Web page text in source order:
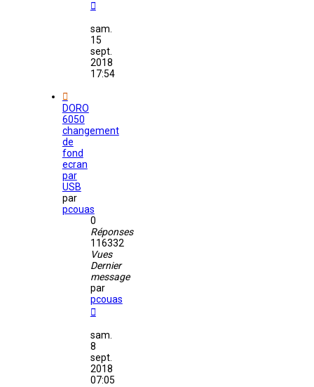
sam.
15
sept.
2018
17:54
DORO
6050
changement
de
fond
ecran
par
USB
par
pcouas
0
Réponses
116332
Vues
Dernier
message
par
pcouas
sam.
8
sept.
2018
07:05